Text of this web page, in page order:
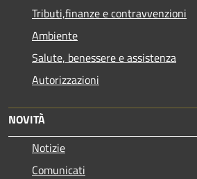
Tributi,finanze e contravvenzioni
Ambiente
Salute, benessere e assistenza
Autorizzazioni
NOVITÀ
Notizie
Comunicati